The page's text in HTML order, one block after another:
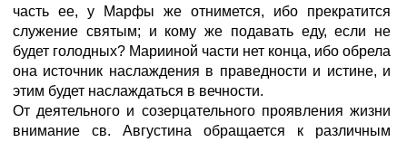
часть ее, у Марфы же отнимется, ибо прекратится
служение святым; и кому же подавать еду, если не
будет голодных? Марииной части нет конца, ибо обрела
она источник наслаждения в праведности и истине, и
этим будет наслаждаться в вечности.
От деятельного и созерцательного проявления жизни
внимание св. Августина обращается к различным